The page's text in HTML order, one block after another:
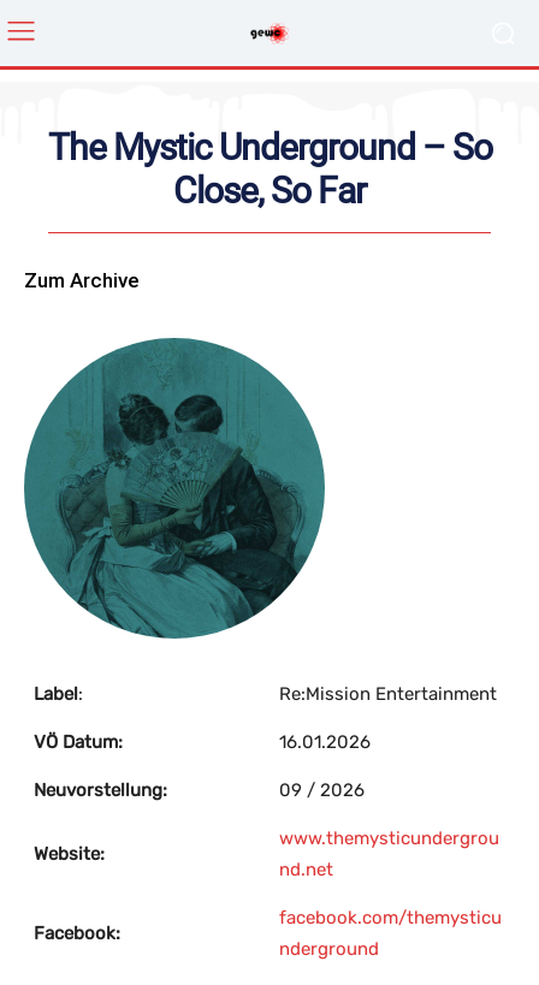
The Mystic Underground – So
Close, So Far
Zum Archive
Label: Re:Mission Entertainment
VÖ Datum: 16.01.2026
Neuvorstellung: 09 / 2026
Website:
www.themysticundergrou
nd.net
Facebook:
facebook.com/themysticu
nderground